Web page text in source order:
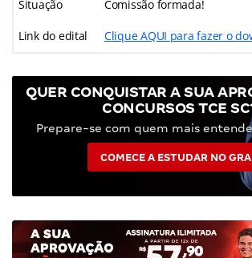
Situação Comissão formada!
Link do edital Clique AQUI para fazer o
QUER CONQUISTAR A SUA
CONCURSOS TCE
Prepare-se com quem mais
COMECE A ESTUDAR NO